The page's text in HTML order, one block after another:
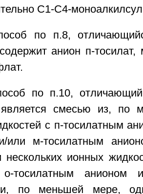
С1-С4-
по п.8,
анион п-тосилат,
по п.10,
является смесью из, по
с п-тосилатным
или м-тосилатным
нескольких ионных
тосилатным анионом
по меньшей мере,